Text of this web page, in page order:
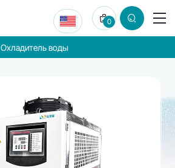
0
Охладитель воды